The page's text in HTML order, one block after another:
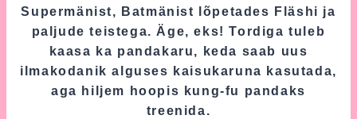
Supermänist, Batmänist lõpetades Fläshi ja
paljude teistega. Äge, eks! Tordiga tuleb
kaasa ka pandakaru, keda saab uus
ilmakodanik alguses kaisukaruna kasutada,
aga hiljem hoopis kung-fu pandaks
treenida.